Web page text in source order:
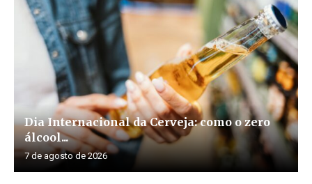
Dia Internacional da Cerveja: como o zero
álcool...
7 de agosto de 2026